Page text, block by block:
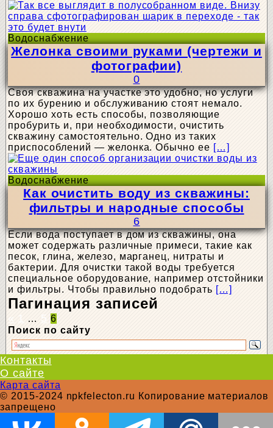
Водоснабжение
Желонка своими руками (чертежи и
фотографии)
0
Своя скважина на участке это удобно, но услуги
по их бурению и обслуживанию стоят немало.
Хорошо хоть есть способы, позволяющие
пробурить и, при необходимости, очистить
скважину самостоятельно. Одно из таких
приспособлений — желонка. Обычно ее […]
Водоснабжение
Как очистить воду из скважины:
фильтры и народные способы
6
Если вода поступает в дом из скважины, она
может содержать различные примеси, такие как
песок, глина, железо, марганец, нитраты и
бактерии. Для очистки такой воды требуется
специальное оборудование, например отстойники
и фильтры. Чтобы правильно подобрать […]
Пагинация записей
« 1 … 5 6
Поиск по сайту
Контакты
О сайте
Карта сайта
© 2015-2024 npkfelecton.ru Копирование материалов
запрещено